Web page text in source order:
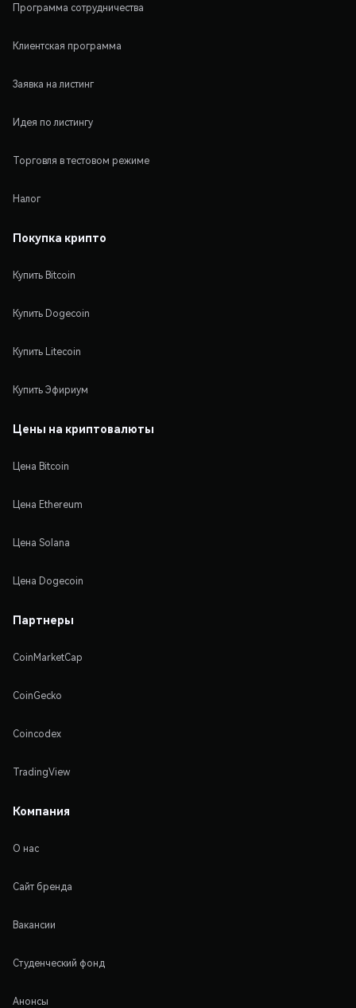
Программа сотрудничества
Клиентская программа
Заявка на листинг
Идея по листингу
Торговля в тестовом режиме
Налог
Покупка крипто
Купить Bitcoin
Купить Dogecoin
Купить Litecoin
Купить Эфириум
Цены на криптовалюты
Цена Bitcoin
Цена Ethereum
Цена Solana
Цена Dogecoin
Партнеры
CoinMarketCap
CoinGecko
Coincodex
TradingView
Компания
О нас
Сайт бренда
Вакансии
Студенческий фонд
Анонсы